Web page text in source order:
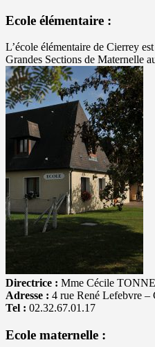
Ecole élémentaire :
L’école élémentaire de Cierrey
Grandes Sections de Maternelle
Directrice : Mme Cécile
Adresse : 4 rue René Lefebvre –
Tel : 02.32.67.01.17
Ecole maternelle :